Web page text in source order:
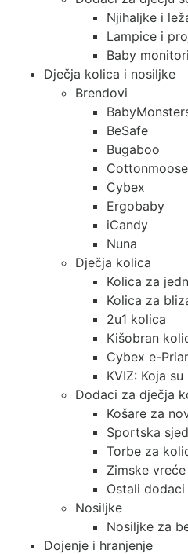
Njihaljke i
Lampice i
Baby monitori
Dječja kolica i nosiljke
Brendovi
BeSafe
Bugaboo
Cottonmoose
Cybex
Ergobaby
iCandy
Nuna
Dječja kolica
Kolica za
Kolica za
2u1 kolica
Kišobran
Cybex e-
KVIZ: Koja
Dodaci za dječja
Košare za
Sportska
Torbe za
Zimske vreće
Ostali dodaci
Nosiljke
Nosiljke za
Dojenje i hranjenje